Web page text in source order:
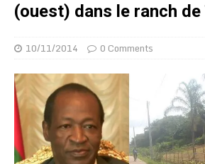
(ouest) dans le ranch de
10/11/2014 0 Comments